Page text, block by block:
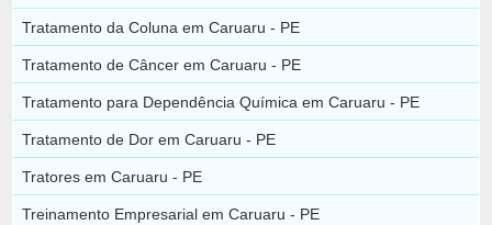
Tratamento da Coluna em Caruaru - PE
Tratamento de Câncer em Caruaru - PE
Tratamento para Dependência Química em Caruaru - PE
Tratamento de Dor em Caruaru - PE
Tratores em Caruaru - PE
Treinamento Empresarial em Caruaru - PE